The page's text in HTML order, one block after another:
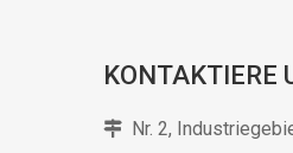
KONTAKTIERE
 Nr. 2,